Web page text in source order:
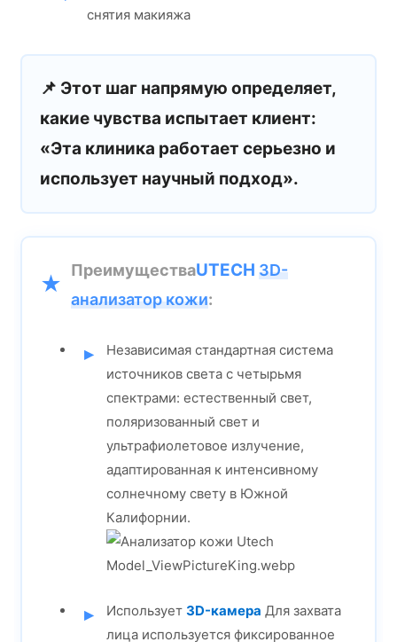
снятия макияжа
📌 Этот шаг напрямую определяет,
какие чувства испытает клиент:
«Эта клиника работает серьезно и
использует научный подход».
ПреимуществаUTECH 3D-
анализатор кожи:
Независимая стандартная система
источников света с четырьмя
спектрами: естественный свет,
поляризованный свет и
ультрафиолетовое излучение,
адаптированная к интенсивному
солнечному свету в Южной
Калифорнии.
Использует 3D-камера Для захвата
лица используется фиксированное